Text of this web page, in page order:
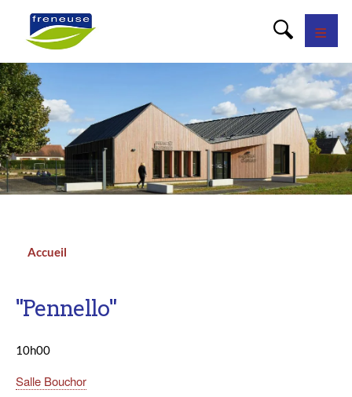
Accueil
"Pennello"
10h00
Salle Bouchor